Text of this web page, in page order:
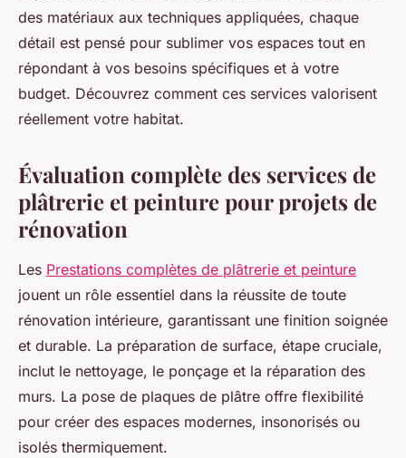
des matériaux aux techniques appliquées, chaque
détail est pensé pour sublimer vos espaces tout en
répondant à vos besoins spécifiques et à votre
budget. Découvrez comment ces services valorisent
réellement votre habitat.
Évaluation complète des services de
plâtrerie et peinture pour projets de
rénovation
Les Prestations complètes de plâtrerie et peinture
jouent un rôle essentiel dans la réussite de toute
rénovation intérieure, garantissant une finition soignée
et durable. La préparation de surface, étape cruciale,
inclut le nettoyage, le ponçage et la réparation des
murs. La pose de plaques de plâtre offre flexibilité
pour créer des espaces modernes, insonorisés ou
isolés thermiquement.